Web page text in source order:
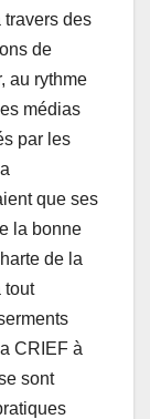
travers des
de
au rythme
médias
par les
que ses
la bonne
de la
tout
CRIEF à
sont